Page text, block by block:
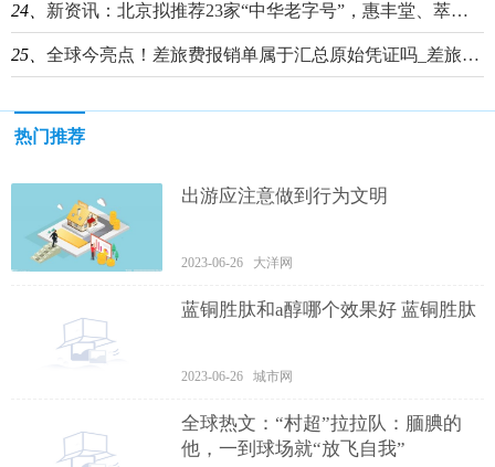
24、 新资讯：北京拟推荐23家“中华老字号”，惠丰堂、萃华楼等7家餐企在内
25、 全球今亮点！差旅费报销单属于汇总原始凭证吗_差旅费报销
热门推荐
出游应注意做到行为文明
2023-06-26 大洋网
蓝铜胜肽和a醇哪个效果好 蓝铜胜肽
2023-06-26 城市网
全球热文：“村超”拉拉队：腼腆的
他，一到球场就“放飞自我”